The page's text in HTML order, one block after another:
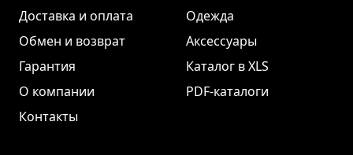
Доставка и оплата
Обмен и возврат
Гарантия
О компании
Контакты
Одежда
Аксессуары
Каталог в XLS
PDF-каталоги